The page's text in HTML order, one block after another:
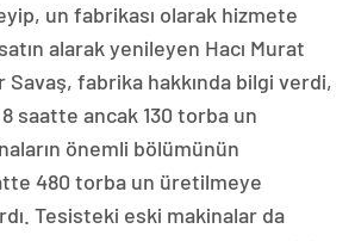
un fabrikası olarak hizmete
alarak yenileyen Hacı Murat
Savaş, fabrika hakkında bilgi verdi,
saatte ancak 130 torba un
önemli bölümünün
480 torba un üretilmeye
Tesisteki eski makinalar da